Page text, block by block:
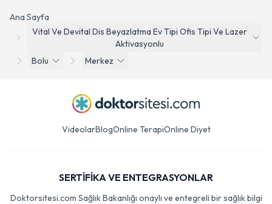
Ana Sayfa
Vital Ve Devital Dis Beyazlatma Ev Tipi Ofis Tipi Ve Lazer
Aktivasyonlu
Bolu
Merkez
VideolarBlogOnline TerapiOnline Diyet
SERTİFİKA VE ENTEGRASYONLAR
Doktorsitesi.com Sağlık Bakanlığı onaylı ve entegreli bir sağlık bilgi